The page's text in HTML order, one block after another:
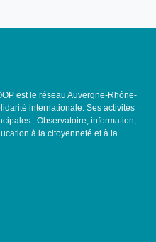
est le réseau Auvergne-Rhône-
internationale. Ses activités
: Observatoire, information,
à la citoyenneté et à la